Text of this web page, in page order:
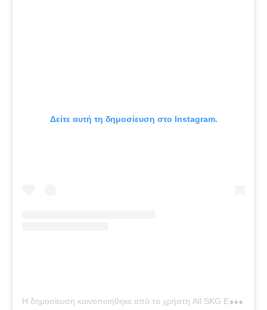
Δείτε αυτή τη δημοσίευση στο Instagram.
Η
δημοσίευση κοινοποιήθηκε από το χρήστη All SKG Events – Τοθε(s)s (@tothess_skg)